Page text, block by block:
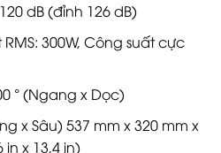
dB (đỉnh 126 dB)
300W, Công suất cực
° (Ngang x Dọc)
x Sâu) 537 mm x 320 mm x
in x 13,4 in)